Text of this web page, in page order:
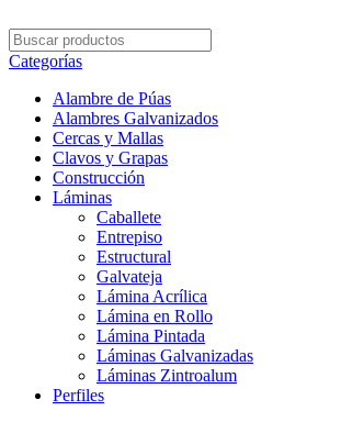
Categorías
Alambre de Púas
Alambres Galvanizados
Cercas y Mallas
Clavos y Grapas
Construcción
Láminas
Caballete
Entrepiso
Estructural
Galvateja
Lámina Acrílica
Lámina en Rollo
Lámina Pintada
Láminas Galvanizadas
Láminas Zintroalum
Perfiles